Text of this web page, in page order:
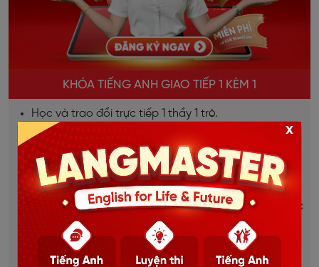
KHÓA TIẾNG ANH GIAO TIẾP 1 KÈM 1
Học và trao đổi trực tiếp 1 thầy 1 trò.
Giao tiếp liên tục, sửa lỗi kịp thời, bù đắp lỗ hổng
ngay lập tức.
Lộ trình học được thiết kế riêng cho từng học viên.
Dựa trên mục tiêu, đặc thù từng ngành việc của học
viên.
Học mọi lúc mọi nơi, thời gian linh hoạt.
x